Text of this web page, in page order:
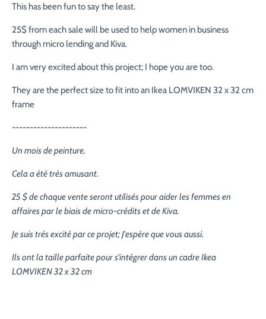
This has been fun to say the least.
25$ from each sale will be used to help women in business
through micro lending and Kiva.
I am very excited about this project; I hope you are too.
They are the perfect size to fit into an Ikea LOMVIKEN 32 x 32 cm
frame
---------------------
Un mois de peinture.
Cela a été très amusant.
25 $ de chaque vente seront utilisés pour aider les femmes en
affaires par le biais de micro-crédits et de Kiva.
Je suis très excité par ce projet; J'espère que vous aussi.
Ils ont la taille parfaite pour s'intégrer dans un cadre Ikea
LOMVIKEN 32 x 32 cm